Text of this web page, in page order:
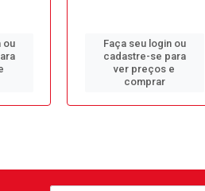
ou
Faça seu login ou
cadastre-se para
ver preços e
comprar